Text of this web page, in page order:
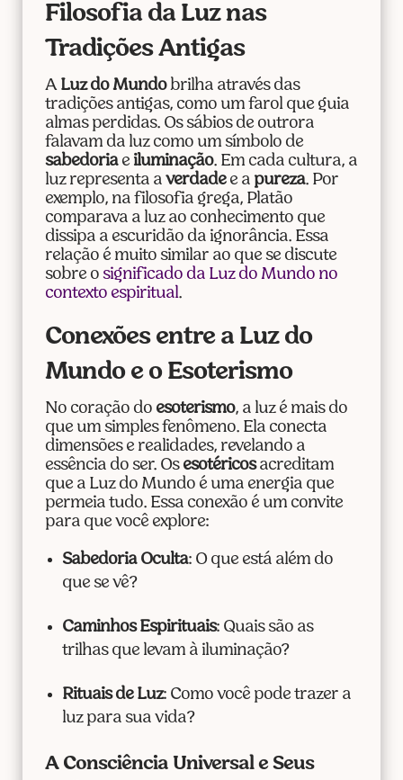
Filosofia da Luz nas
Tradições Antigas
A Luz do Mundobrilha através das
tradições antigas, como um farol que guia
almas perdidas. Os sábios de outrora
falavam da luz como um símbolo de
sabedoriae iluminação. Em cada cultura, a
luz representa a verdadee a pureza. Por
exemplo, na filosofia grega, Platão
comparava a luz ao conhecimento que
dissipa a escuridão da ignorância. Essa
relação é muito similar ao que se discute
sobre o significado da Luz do Mundo no
contexto espiritual.
Conexões entre a Luz do
Mundo e o Esoterismo
No coração do esoterismo, a luz é mais do
que um simples fenômeno. Ela conecta
dimensões e realidades, revelando a
essência do ser. Os esotéricosacreditam
que a Luz do Mundo é uma energia que
permeia tudo. Essa conexão é um convite
para que você explore:
Sabedoria Oculta: O que está além do
que se vê?
Caminhos Espirituais: Quais são as
trilhas que levam à iluminação?
Rituais de Luz: Como você pode trazer a
luz para sua vida?
A Consciência Universal e Seus